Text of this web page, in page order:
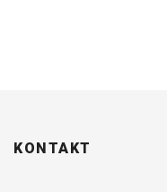
KONTAKT